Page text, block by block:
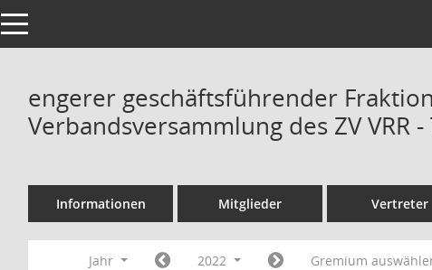
Toggle navigation
engerer geschäftsführender
Verbandsversammlung des ZV VRR
Informationen Mitglieder Vertreter
Jahr 2022 Gremium